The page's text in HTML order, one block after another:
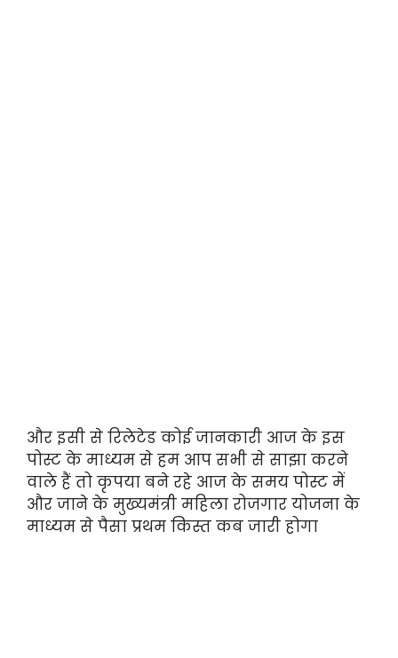
और इसी से रिलेटेड कोई जानकारी आज के इस
पोस्ट के माध्यम से हम आप सभी से साझा करने
वाले हैं तो कृपया बने रहे आज के समय पोस्ट में
और जाने के मुख्यमंत्री महिला रोजगार योजना के
माध्यम से पैसा प्रथम किस्त कब जारी होगा